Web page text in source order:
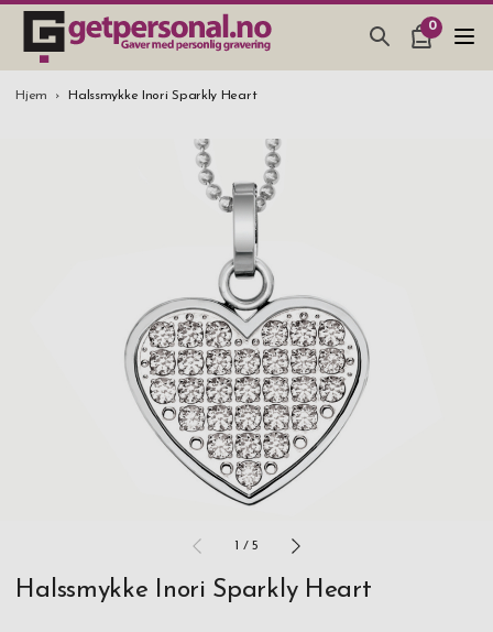
0
GAVER & GADGETS
BAR, GLASS & KJØKKEN
SMYKKER & ACCESSOARER
BRYLLUPSGAVE 2026
Hjem Halssmykke Inori Sparkly Heart
1 /5
Halssmykke Inori Sparkly Heart